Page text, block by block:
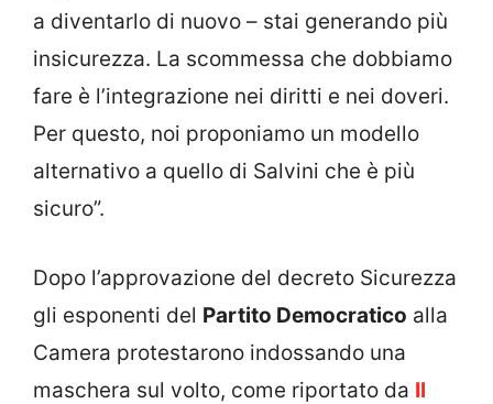
a diventarlo di nuovo – stai generando più
insicurezza. La scommessa che dobbiamo
fare è l’integrazione nei diritti e nei doveri.
Per questo, noi proponiamo un modello
alternativo a quello di Salvini che è più
sicuro”.
Dopo l’approvazione del decreto Sicurezza
gli esponenti del Partito Democratico alla
Camera protestarono indossando una
maschera sul volto, come riportato da Il